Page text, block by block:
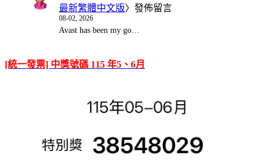
最新繁體中文版〉發佈留言
08-02, 2026
Avast has been my go…
[統一發票] 中獎號碼 115 年5、6月